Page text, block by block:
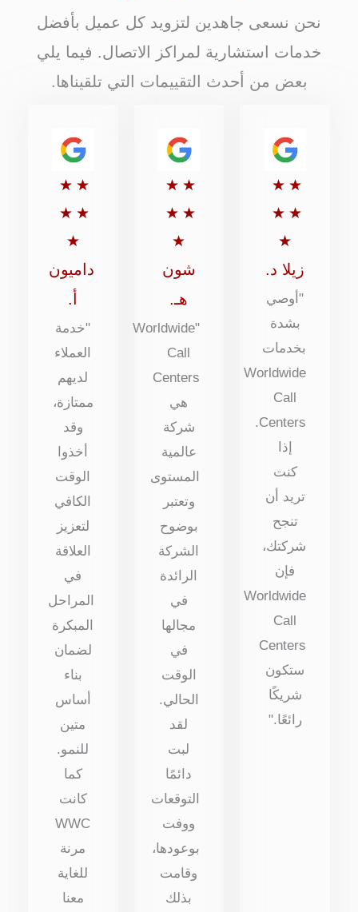
نحن نسعى جاهدين لتزويد كل عميل بأفضل
خدمات استشارية لمراكز الاتصال. فيما يلي
بعض من أحدث التقييمات التي تلقيناها.
★
★
★
★
★
تقييم
5
من
5
زيلا د.
"أوصي
بشدة
بخدمات
Worldwide
Call
Centers.
إذا
كنت
تريد أن
تنجح
شركتك،
فإن
Worldwide
Call
Centers
ستكون
شريكًا
رائعًا."
★
★
★
★
★
تقييم
5
من
5
شون
هـ.
"Worldwide
Call
Centers
هي
شركة
عالمية
المستوى
وتعتبر
بوضوح
الشركة
الرائدة
في
مجالها
في
الوقت
الحالي.
لقد
لبت
دائمًا
التوقعات
ووفت
بوعودها،
وقامت
بذلك
★
★
★
★
★
تقييم
5
5
داميون
أ.
"خدمة
العملاء
لديهم
ممتازة،
وقد
أخذوا
الوقت
الكافي
لتعزيز
العلاقة
في
المراحل
المبكرة
لضمان
بناء
أساس
متين
للنمو.
كما
كانت
WWC
مرنة
للغاية
معنا